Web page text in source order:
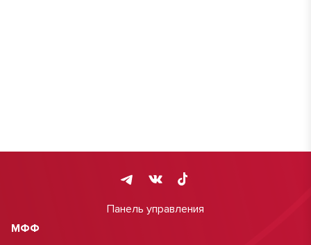
Панель управления
МФФ